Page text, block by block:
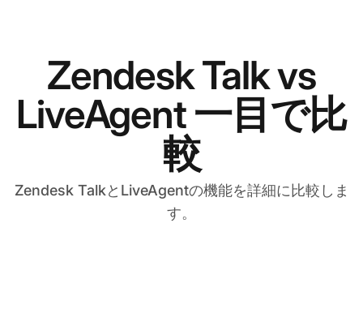
Zendesk Talk vs
LiveAgent 一目で比
較
Zendesk TalkとLiveAgentの機能を詳細に比較しま
す。